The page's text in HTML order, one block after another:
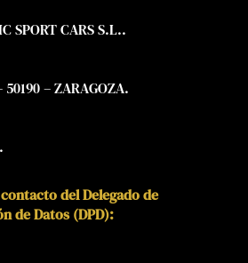
SPORT CARS S.L..
– ZARAGOZA.
del Delegado de
de Datos (DPD):